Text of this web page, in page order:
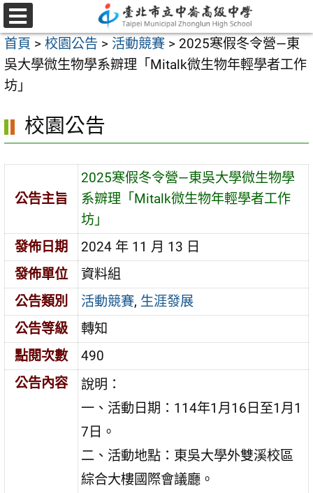
跳
至
主
要
內
區
選
單
首頁 > 校園公告 > 活動競賽 > 2025寒假冬令營—東
吳大學微生物學系辧理「Mitalk微生物年輕學者工作
坊」
校園公告
公告主旨
2025寒假冬令營—東吳大學微生物學
系辧理「Mitalk微生物年輕學者工作
坊」
發佈日期
2024 年 11 月 13 日
發佈單位
資料組
公告類別
活動競賽, 生涯發展
公告等級
轉知
點閱次數
490
公告內容
說明：
一、活動日期：114年1月16日至1月1
7日。
二、活動地點：東吳大學外雙溪校區
綜合大樓國際會議廳。